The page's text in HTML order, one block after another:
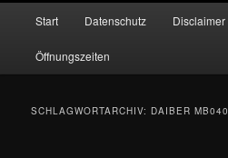
Start Datenschutz Disclaimer
Öffnungszeiten
SCHLAGWORTARCHIV: DAIBER MB040